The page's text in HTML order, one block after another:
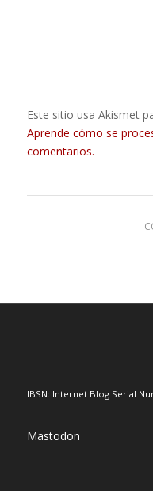
Este sitio usa Akismet
Aprende cómo se
comentarios.
IBSN: Internet Blog Serial
Mastodon